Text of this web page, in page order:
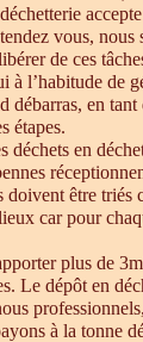
vous, nous
de ces
à l’habitude de
débarras, en tant
étapes.
déchets en
doivent être triés
car pour
plus de
Le dépôt en
à la tonne